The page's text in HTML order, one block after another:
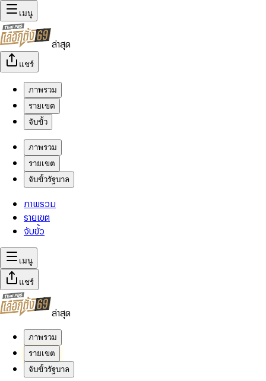
เมนู
ล่าสุด
แชร์
ภาพรวม
รายเขต
จับขั้ว
ภาพรวม
รายเขต
จับขั้วรัฐบาล
ภาพรวม
รายเขต
จับขั้ว
เมนู
แชร์
ล่าสุด
ภาพรวม
รายเขต
จับขั้วรัฐบาล